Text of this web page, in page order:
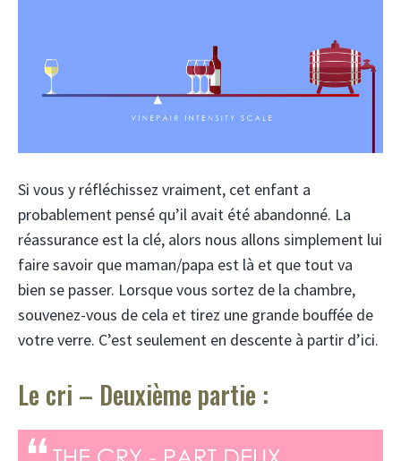
Si vous y réfléchissez vraiment, cet enfant a
probablement pensé qu’il avait été abandonné. La
réassurance est la clé, alors nous allons simplement lui
faire savoir que maman/papa est là et que tout va
bien se passer. Lorsque vous sortez de la chambre,
souvenez-vous de cela et tirez une grande bouffée de
votre verre. C’est seulement en descente à partir d’ici.
Le cri – Deuxième partie :